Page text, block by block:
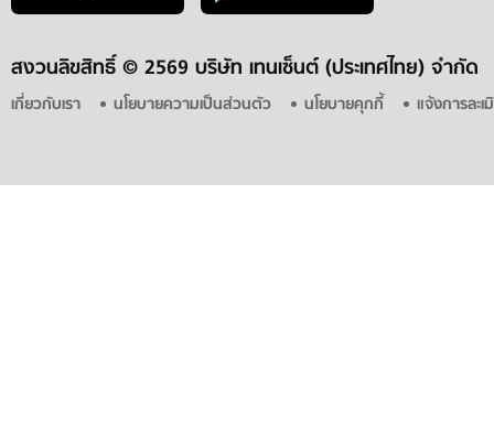
สงวนลิขสิทธิ์ © 2569 บริษัท เทนเซ็นต์ (ประเทศไทย) จำกัด
เกี่ยวกับเรา นโยบายความเป็นส่วนตัว นโยบายคุกกี้ แจ้งการละ